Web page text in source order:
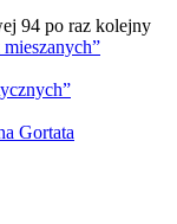
94 po raz kolejny
Gortata